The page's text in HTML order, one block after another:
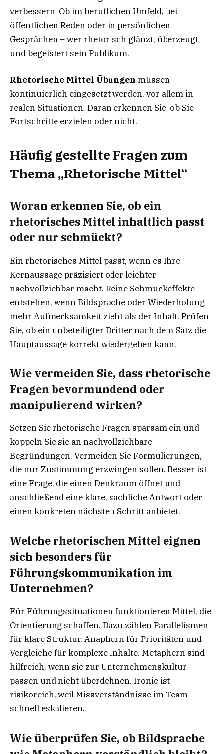
verbessern. Ob im beruflichen Umfeld, bei
öffentlichen Reden oder in persönlichen
Gesprächen – wer rhetorisch glänzt, überzeugt
und begeistert sein Publikum.
Rhetorische Mittel Übungen müssen
kontinuierlich eingesetzt werden, vor allem in
realen Situationen. Daran erkennen Sie, ob Sie
Fortschritte erzielen oder nicht.
Häufig gestellte Fragen zum
Thema „Rhetorische Mittel“
Woran erkennen Sie, ob ein
rhetorisches Mittel inhaltlich passt
oder nur schmückt?
Ein rhetorisches Mittel passt, wenn es Ihre
Kernaussage präzisiert oder leichter
nachvollziehbar macht. Reine Schmuckeffekte
entstehen, wenn Bildsprache oder Wiederholung
mehr Aufmerksamkeit zieht als der Inhalt. Prüfen
Sie, ob ein unbeteiligter Dritter nach dem Satz die
Hauptaussage korrekt wiedergeben kann.
Wie vermeiden Sie, dass rhetorische
Fragen bevormundend oder
manipulierend wirken?
Setzen Sie rhetorische Fragen sparsam ein und
koppeln Sie sie an nachvollziehbare
Begründungen. Vermeiden Sie Formulierungen,
die nur Zustimmung erzwingen sollen. Besser ist
eine Frage, die einen Denkraum öffnet und
anschließend eine klare, sachliche Antwort oder
einen konkreten nächsten Schritt anbietet.
Welche rhetorischen Mittel eignen
sich besonders für
Führungskommunikation im
Unternehmen?
Für Führungssituationen funktionieren Mittel, die
Orientierung schaffen. Dazu zählen Parallelismen
für klare Struktur, Anaphern für Prioritäten und
Vergleiche für komplexe Inhalte. Metaphern sind
hilfreich, wenn sie zur Unternehmenskultur
passen und nicht überdehnen. Ironie ist
risikoreich, weil Missverständnisse im Team
schnell eskalieren.
Wie überprüfen Sie, ob Bildsprache